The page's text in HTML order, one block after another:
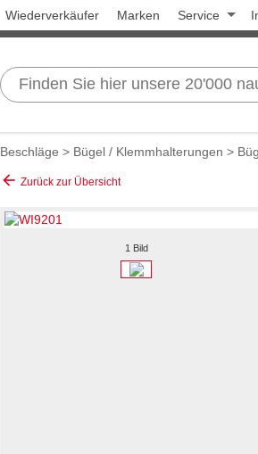
Wiederverkäufer Marken Service
Beschläge > Bügel / Klemmhalterungen >
arrow_back Zurück zur Übersicht
1 Bild